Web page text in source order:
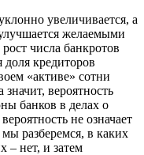
увеличивается, а
желаемыми
числа банкротов
кредиторов
«активе» сотни
вероятность
банков в делах о
не означает
разберемся, в каких
– нет, и затем